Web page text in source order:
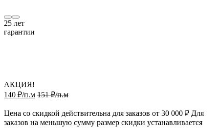
25 лет
гарантии
АКЦИЯ!
140 ₽/п.м 151 ₽/п.м
Цена со скидкой действительна для заказов от 30 000 ₽ Для
заказов на меньшую сумму размер скидки устанавливается